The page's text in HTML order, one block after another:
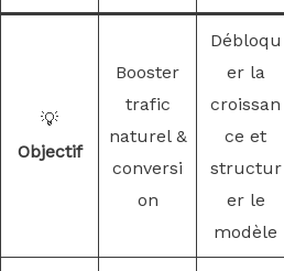
💡
Objectif
Booster
trafic
naturel &
conversi
on
Débloqu
er la
croissan
ce et
structur
er le
modèle